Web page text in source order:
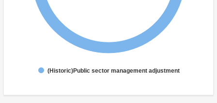
(Historic)Public sector management adjustment